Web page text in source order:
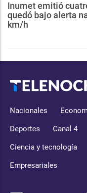
Inumet emitió
quedó bajo alerta
km/h
Nacionales
Deportes Canal 4
Ciencia y tecnología
Empresariales